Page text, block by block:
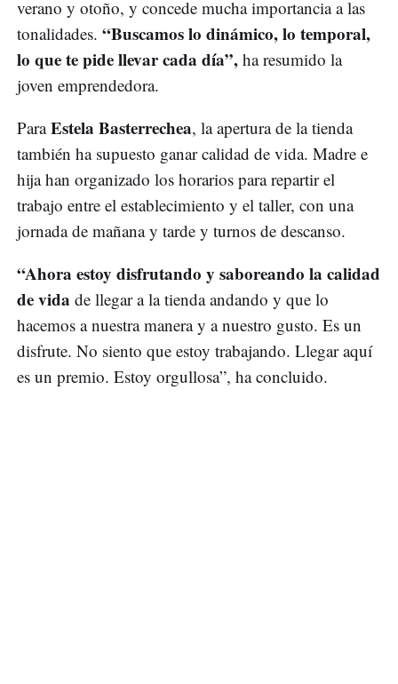
verano y otoño, y concede mucha importancia a las
tonalidades. “Buscamos lo dinámico, lo temporal,
lo que te pide llevar cada día”, ha resumido la
joven emprendedora.
ParaEstela Basterrechea, la apertura de la tienda
también ha supuesto ganar calidad de vida. Madre e
hija han organizado los horarios para repartir el
trabajo entre el establecimiento y el taller, con una
jornada de mañana y tarde y turnos de descanso.
“Ahora estoy disfrutando y saboreando la calidad
de vida de llegar a la tienda andando y que lo
hacemos a nuestra manera y a nuestro gusto. Es un
disfrute. No siento que estoy trabajando. Llegar aquí
es un premio. Estoy orgullosa”, ha concluido.